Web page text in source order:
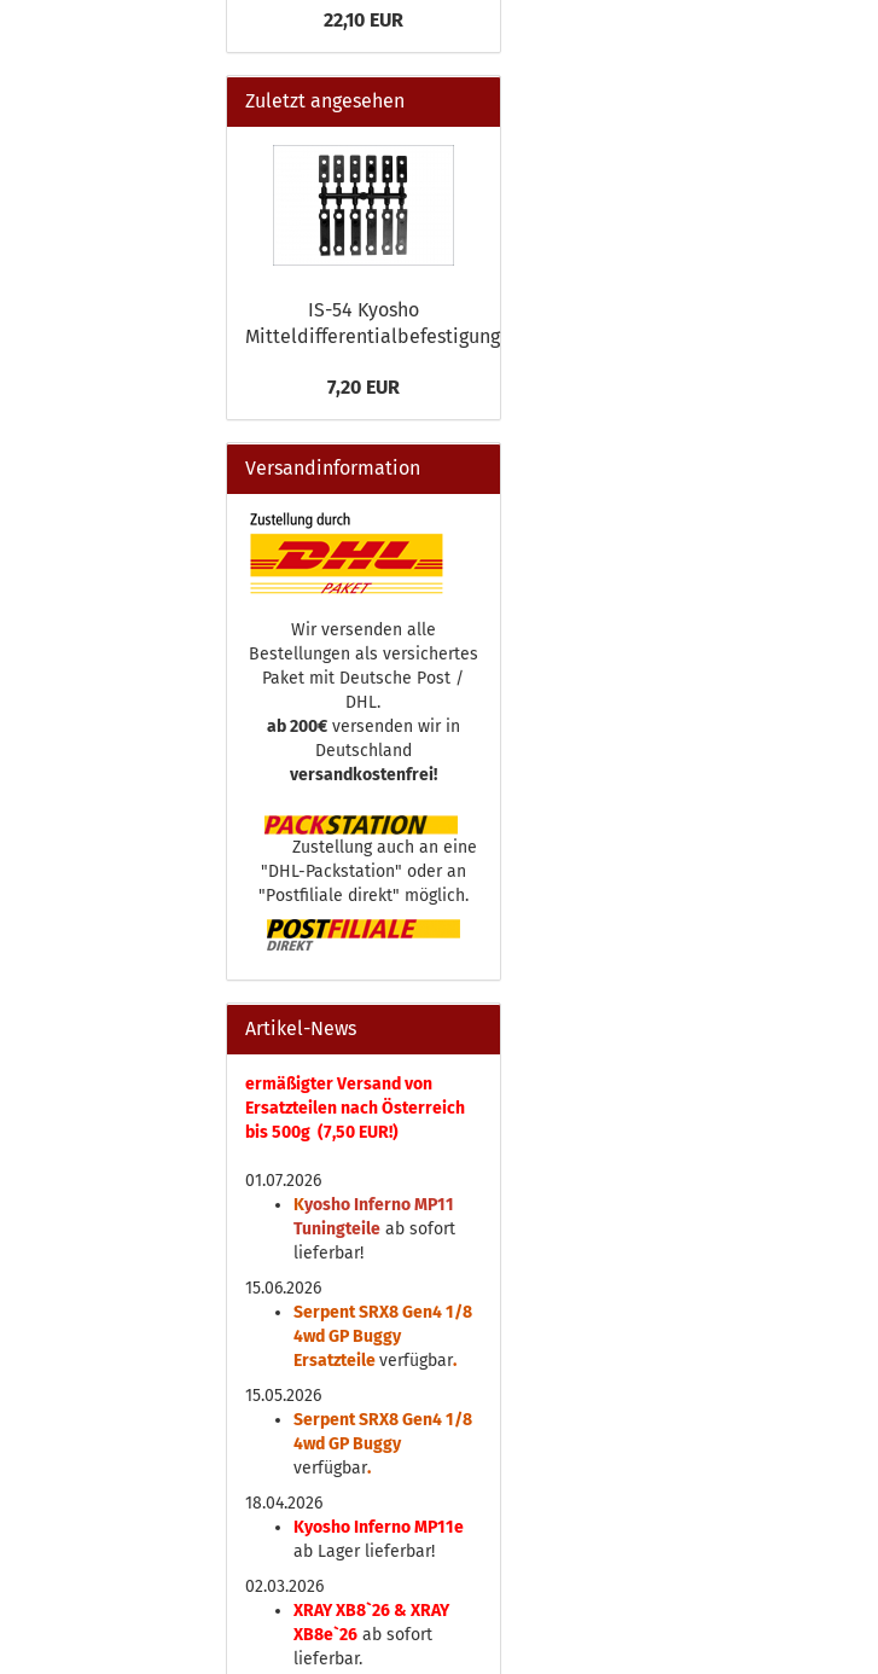
22,10 EUR
Zuletzt angesehen
IS-54 Kyosho
Mitteldifferentialbefestigung
7,20 EUR
Versandinformation
Wir versenden alle
Bestellungen als versichertes
Paket mit Deutsche Post /
DHL.
ab 200€versenden wir in
Deutschland
versandkostenfrei!
Zustellung auch an eine
"DHL-Packstation" oder an
"Postfiliale direkt" möglich.
Artikel-News
ermäßigter Versand von
Ersatzteilen nach Österreich
bis 500g (7,50 EUR!)
01.07.2026
Kyosho Inferno MP11
Tuningteile ab sofort
lieferbar!
15.06.2026
Serpent SRX8 Gen4 1/8
4wd GP Buggy
Ersatzteileverfügbar.
15.05.2026
Serpent SRX8 Gen4 1/8
4wd GP Buggy
verfügbar.
18.04.2026
Kyosho Inferno MP11e
ab Lager lieferbar!
02.03.2026
XRAY XB8`26 & XRAY
XB8e`26 ab sofort
lieferbar.